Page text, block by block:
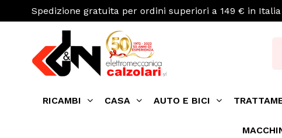
Spedizione gratuita per ordini superiori a 149 € in Italia
RICAMBI CASA AUTO E BICI